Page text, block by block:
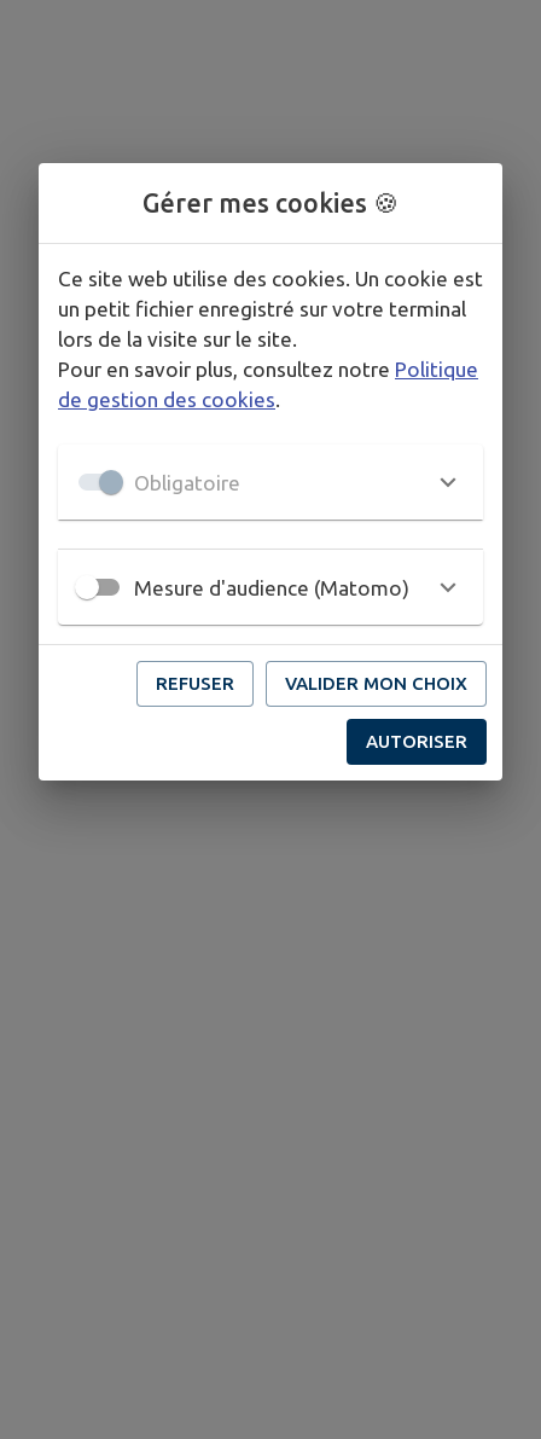
Gérer mes cookies 🍪
Ce site web utilise des cookies. Un cookie est
un petit fichier enregistré sur votre terminal
lors de la visite sur le site.
Pour en savoir plus, consultez notre Politique
de gestion des cookies.
Obligatoire
Mesure d'audience (Matomo)
REFUSER VALIDER MON CHOIX
AUTORISER